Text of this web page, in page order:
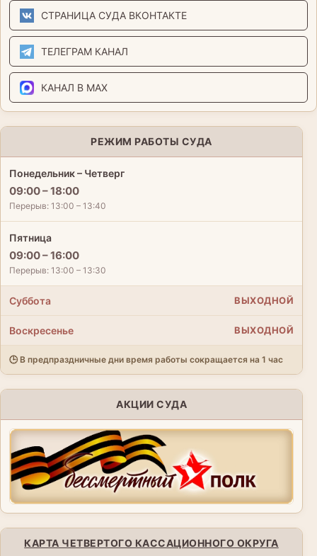
СТРАНИЦА СУДА ВКОНТАКТЕ
ТЕЛЕГРАМ КАНАЛ
КАНАЛ В MAX
РЕЖИМ РАБОТЫ СУДА
Понедельник – Четверг
09:00 – 18:00
Перерыв: 13:00 – 13:40
Пятница
09:00 – 16:00
Перерыв: 13:00 – 13:30
Суббота ВЫХОДНОЙ
Воскресенье ВЫХОДНОЙ
🕒 В предпраздничные дни время работы сокращается на 1 час
АКЦИИ СУДА
КАРТА ЧЕТВЕРТОГО КАССАЦИОННОГО ОКРУГА